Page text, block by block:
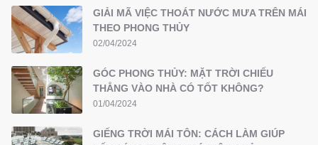
GIẢI MÃ VIỆC THOÁT NƯỚC MƯA TRÊN MÁI
THEO PHONG THỦY
02/04/2024
GÓC PHONG THỦY: MẶT TRỜI CHIẾU
THẲNG VÀO NHÀ CÓ TỐT KHÔNG?
01/04/2024
GIẾNG TRỜI MÁI TÔN: CÁCH LÀM GIÚP